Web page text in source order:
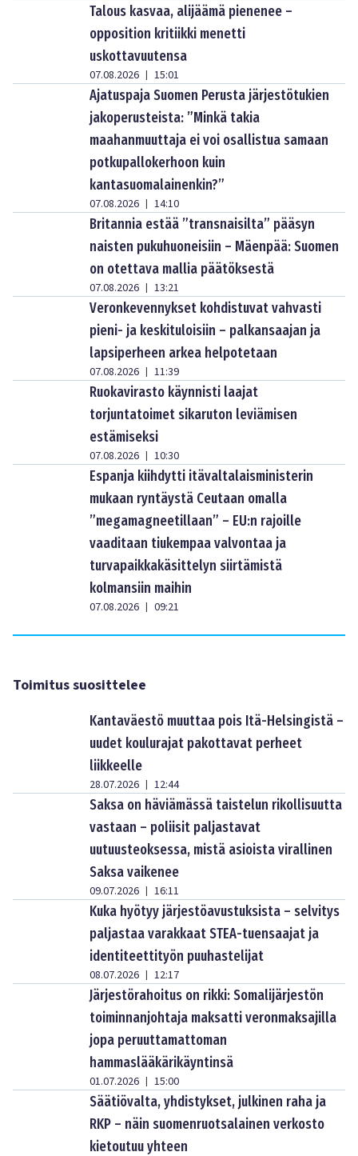
Talous kasvaa, alijäämä pienenee –
opposition kritiikki menetti
uskottavuutensa
07.08.2026 | 15:01
Ajatuspaja Suomen Perusta järjestötukien
jakoperusteista: ”Minkä takia
maahanmuuttaja ei voi osallistua samaan
potkupallokerhoon kuin
kantasuomalainenkin?”
07.08.2026 | 14:10
Britannia estää ”transnaisilta” pääsyn
naisten pukuhuoneisiin – Mäenpää: Suomen
on otettava mallia päätöksestä
07.08.2026 | 13:21
Veronkevennykset kohdistuvat vahvasti
pieni- ja keskituloisiin – palkansaajan ja
lapsiperheen arkea helpotetaan
07.08.2026 | 11:39
Ruokavirasto käynnisti laajat
torjuntatoimet sikaruton leviämisen
estämiseksi
07.08.2026 | 10:30
Espanja kiihdytti itävaltalaisministerin
mukaan ryntäystä Ceutaan omalla
”megamagneetillaan” – EU:n rajoille
vaaditaan tiukempaa valvontaa ja
turvapaikkakäsittelyn siirtämistä
kolmansiin maihin
07.08.2026 | 09:21
Toimitus suosittelee
Kantaväestö muuttaa pois Itä-Helsingistä –
uudet koulurajat pakottavat perheet
liikkeelle
28.07.2026 | 12:44
Saksa on häviämässä taistelun rikollisuutta
vastaan – poliisit paljastavat
uutuusteoksessa, mistä asioista virallinen
Saksa vaikenee
09.07.2026 | 16:11
Kuka hyötyy järjestöavustuksista – selvitys
paljastaa varakkaat STEA-tuensaajat ja
identiteettityön puuhastelijat
08.07.2026 | 12:17
Järjestörahoitus on rikki: Somalijärjestön
toiminnanjohtaja maksatti veronmaksajilla
jopa peruuttamattoman
hammaslääkärikäyntinsä
01.07.2026 | 15:00
Säätiövalta, yhdistykset, julkinen raha ja
RKP – näin suomenruotsalainen verkosto
kietoutuu yhteen